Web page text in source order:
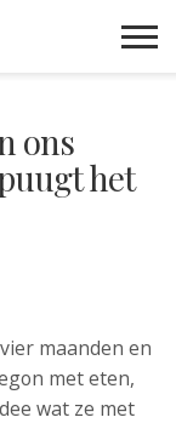
ons
het
maanden en
met eten,
wat ze met